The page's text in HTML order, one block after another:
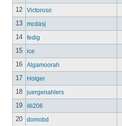
12 Victoroso
13 mcdasj
14 fedig
15 ice
16 Algamoorah
17 Holger
18 juergenahlers
19 illi206
20 domobd